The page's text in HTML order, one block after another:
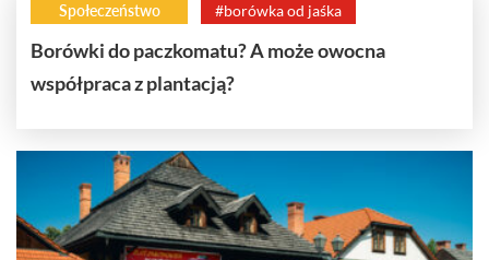
Społeczeństwo #borówka od jaśka
Borówki do paczkomatu? A może owocna
współpraca z plantacją?